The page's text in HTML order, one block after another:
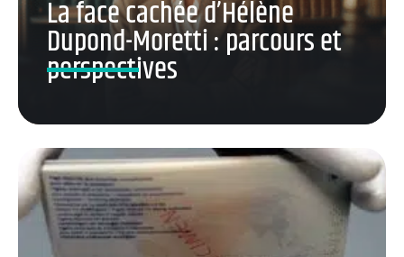
La face cachée d’Hélène
Dupond-Moretti : parcours et
perspectives